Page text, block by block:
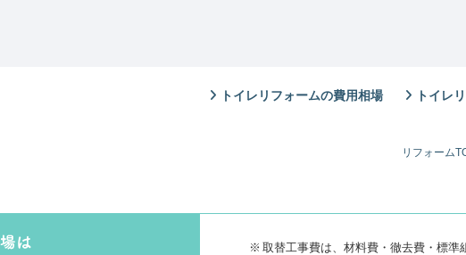
トイレリフォームの費用相場 トイレ
リフォーム
取替工事費は、材料費・徹去費・標準